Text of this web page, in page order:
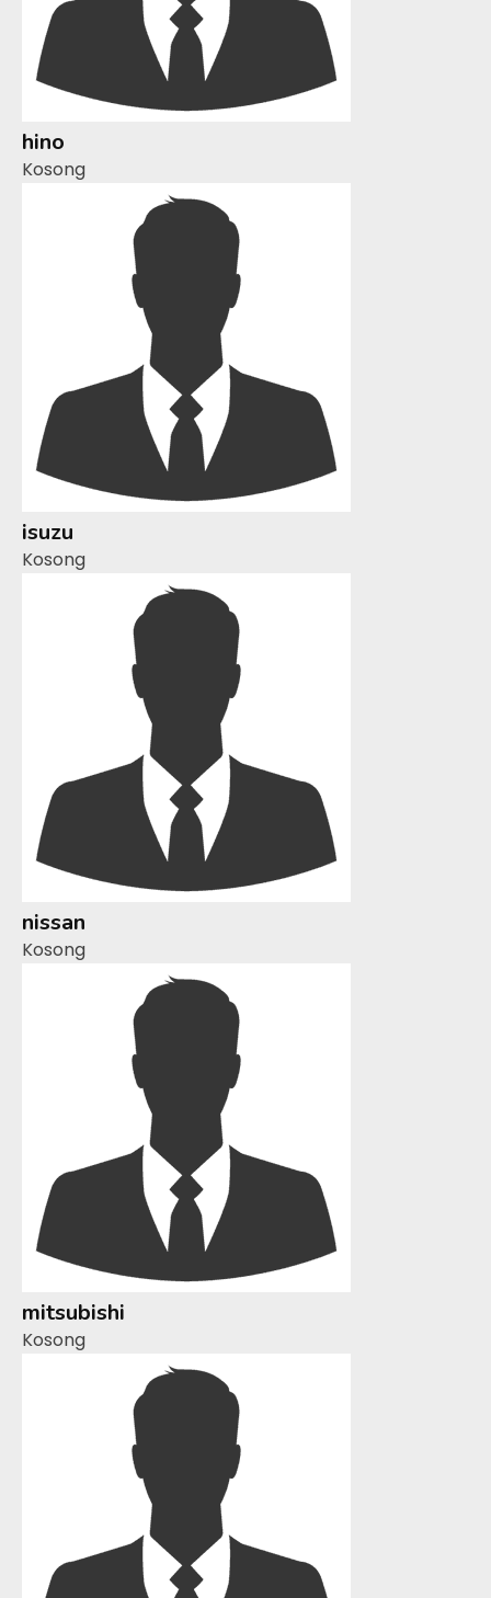
hino
Kosong
isuzu
Kosong
nissan
Kosong
mitsubishi
Kosong